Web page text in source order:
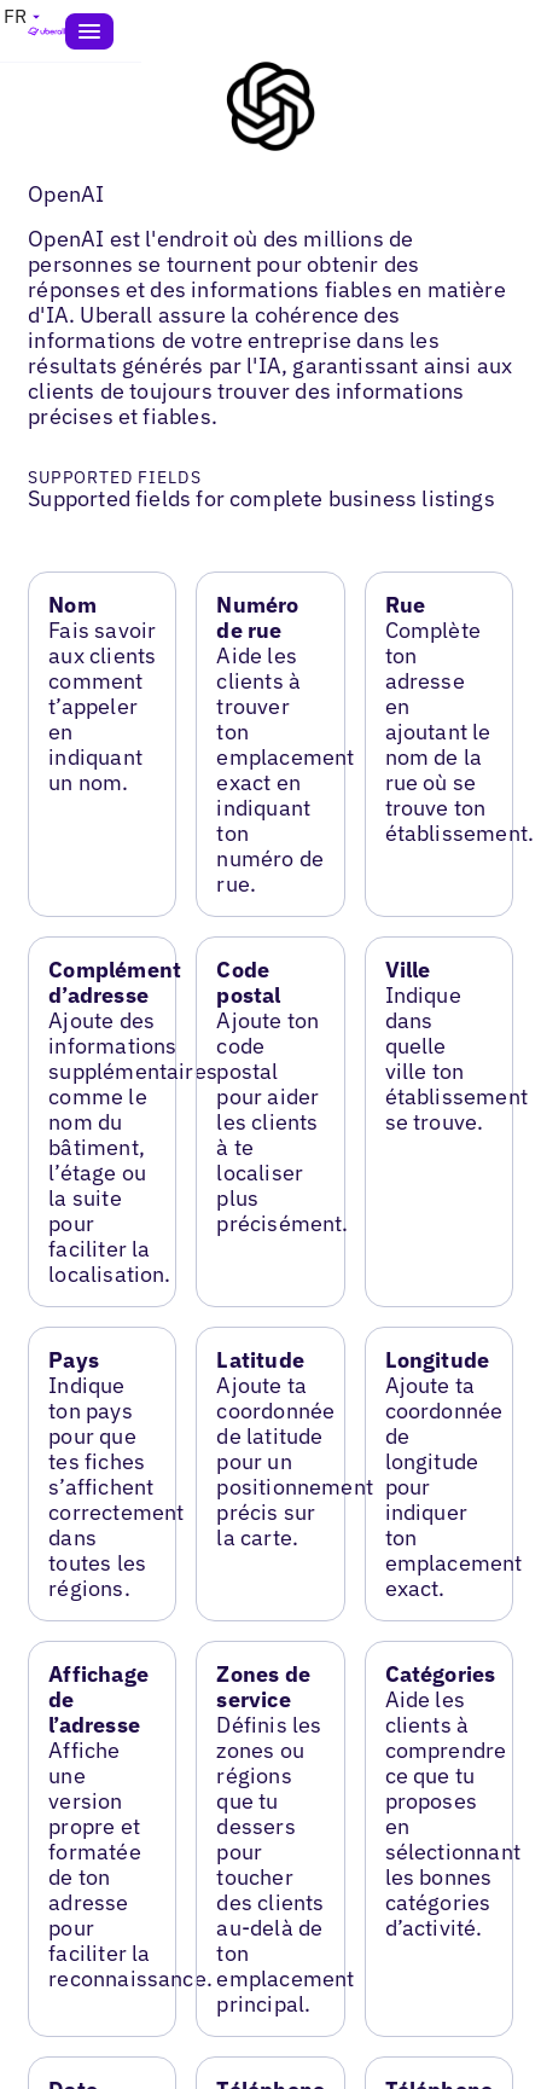
FR
OpenAI
OpenAI est l'endroit où des millions de
personnes se tournent pour obtenir des
réponses et des informations fiables en matière
d'IA. Uberall assure la cohérence des
informations de votre entreprise dans les
résultats générés par l'IA, garantissant ainsi aux
clients de toujours trouver des informations
précises et fiables.
SUPPORTED FIELDS
Supported fields for complete business listings
Nom
Fais savoir
aux clients
comment
t’appeler
en
indiquant
un nom.
Numéro
de rue
Aide les
clients à
trouver
ton
emplacement
exact en
indiquant
ton
numéro de
rue.
Rue
Complète
ton
adresse
en
ajoutant le
nom de la
rue où se
trouve ton
établissement.
Complément
d’adresse
Ajoute des
informations
supplémentaires
comme le
nom du
bâtiment,
l’étage ou
la suite
pour
faciliter la
localisation.
Code
postal
Ajoute ton
code
postal
pour aider
les clients
à te
localiser
plus
précisément.
Ville
Indique
dans
quelle
ville ton
établissement
se trouve.
Pays
Indique
ton pays
pour que
tes fiches
s’affichent
correctement
dans
toutes les
régions.
Latitude
Ajoute ta
coordonnée
de latitude
pour un
positionnement
précis sur
la carte.
Longitude
Ajoute ta
coordonnée
de
longitude
pour
indiquer
ton
emplacement
exact.
Affichage
de
l’adresse
Affiche
une
version
propre et
formatée
de ton
adresse
pour
faciliter la
reconnaissance.
Zones de
service
Définis les
zones ou
régions
que tu
dessers
pour
toucher
des clients
au-delà de
ton
emplacement
principal.
Catégories
Aide les
clients à
comprendre
ce que tu
proposes
en
sélectionnant
les bonnes
catégories
d’activité.